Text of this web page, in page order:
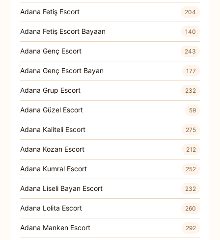
Adana Fetiş Escort 204
Adana Fetiş Escort Bayaan 140
Adana Genç Escort 243
Adana Genç Escort Bayan 177
Adana Grup Escort 232
Adana Güzel Escort 59
Adana Kaliteli Escort 275
Adana Kozan Escort 212
Adana Kumral Escort 252
Adana Liseli Bayan Escort 232
Adana Lolita Escort 260
Adana Manken Escort 292